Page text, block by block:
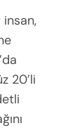
20’li